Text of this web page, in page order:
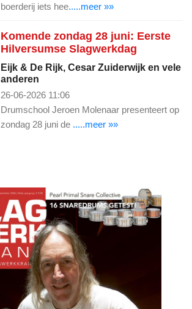
boerderij iets hee.....meer »»
Komende zondag 28 juni: Eerste
Hilversumse Slagwerkdag
Eijk & De Rijk, Cesar Zuiderwijk en vele
anderen
26-06-2026 11:06
Drumschool Jeroen Molenaar presenteert op
zondag 28 juni de .....meer »»